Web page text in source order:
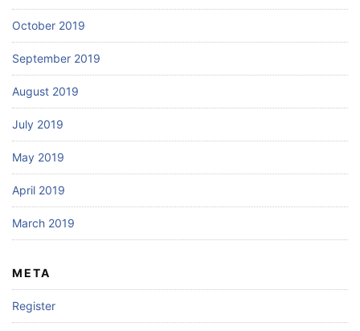
October 2019
September 2019
August 2019
July 2019
May 2019
April 2019
March 2019
META
Register